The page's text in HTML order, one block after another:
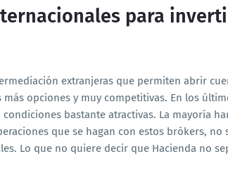
para
extranjeras que permiten abrir
más opciones y muy competitivas. En los
bastante atractivas. La mayoría
que se hagan con estos brókers, no
Lo que no quiere decir que Hacienda no